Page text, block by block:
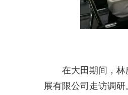
在大田期间，
展有限公司走访调